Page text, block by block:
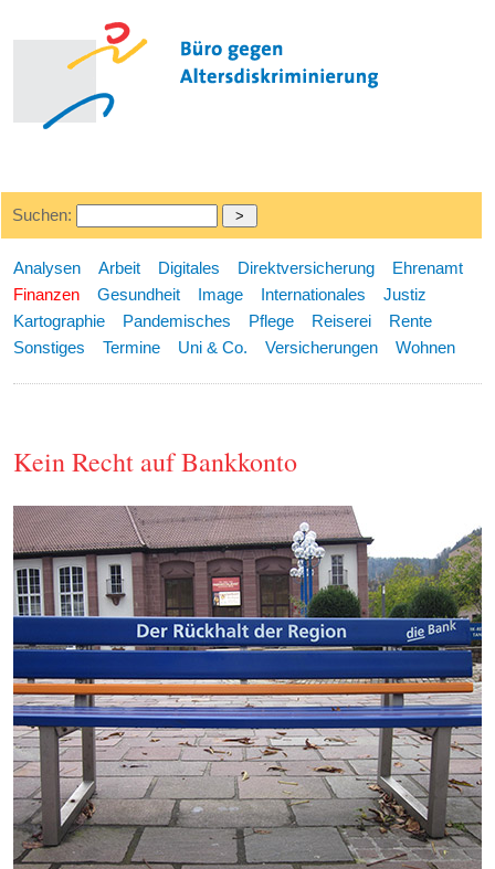
Suchen:
Analysen Arbeit Digitales Direktversicherung
Ehrenamt
Finanzen
Gesundheit Image Internationales
Justiz
Kartographie
Pandemisches Pflege Reiserei
Rente
Sonstiges
Termine Uni & Co. Versicherungen Wohnen
Kein Recht auf Bankkonto